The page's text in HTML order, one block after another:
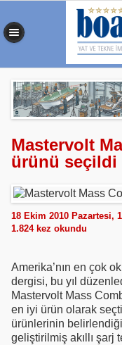
Mastervolt
ürünü seçildi
18 Ekim 2010 Pazartesi,
1.824kez okundu
Amerika’nın en çok
dergisi, bu yıl
Mastervolt Mass
en iyi ürün olarak
ürünlerinin
geliştirilmiş akıllı şarj